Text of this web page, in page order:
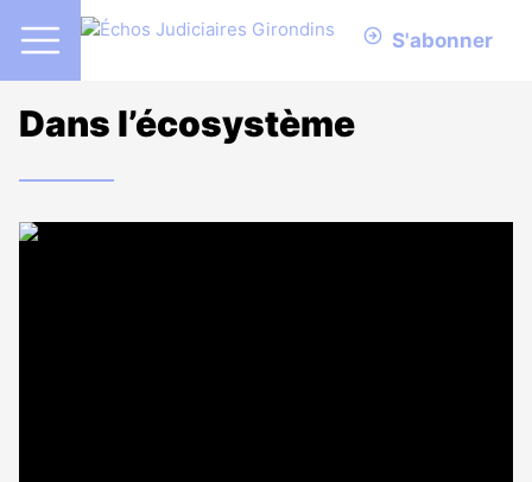
S'abonner
Dans l’écosystème